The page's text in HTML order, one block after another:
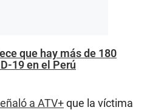
que hay más de 180
19 en el Perú
a ATV+que la víctima